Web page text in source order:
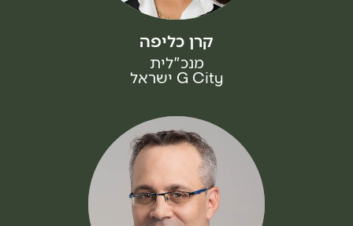
קרן כליפה
מנכ"לית
G City ישראל